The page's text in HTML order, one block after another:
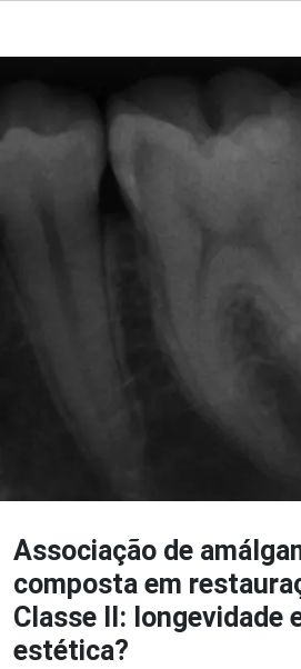
Associação de
composta em
Classe II: longevidade
estética?